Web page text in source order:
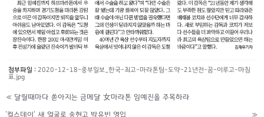
첨부파일 : 2020-12-18-중부일보_한국-최고-마라톤팀-도약-21년전-꿈-이루고-마침
표.jpg
« 달릴때마다 쏟아지는 금메달 女마라톤 임예진을 주목하라
'컬스데이' 새 얼굴로 송현고 박유빈 영입 »